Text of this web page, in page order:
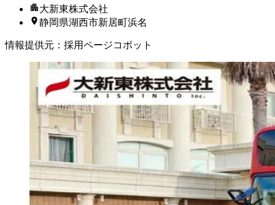
大新東株式会社
静岡県湖西市新居町浜名
情報提供元 ： 採用ページコボット